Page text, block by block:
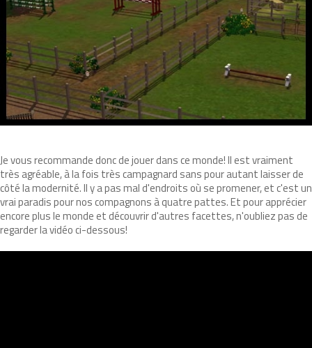
Je vous recommande donc de jouer dans ce monde! Il est vraiment
très agréable, à la fois très campagnard sans pour autant laisser de
côté la modernité. Il y a pas mal d'endroits où se promener, et c'est un
vrai paradis pour nos compagnons à quatre pattes. Et pour apprécier
encore plus le monde et découvrir d'autres facettes, n'oubliez pas de
regarder la vidéo ci-dessous!